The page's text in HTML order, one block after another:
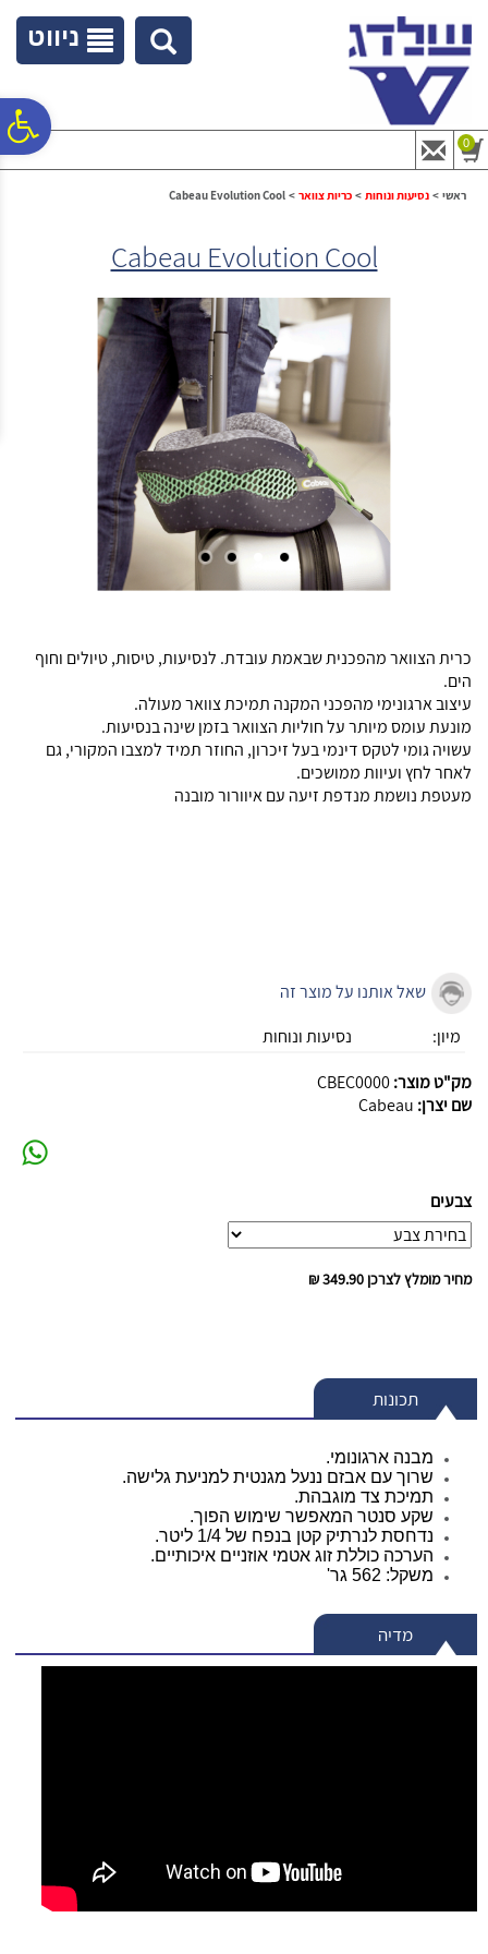
נגישות
ניווט
0
ראשי > נסיעות ונוחות > כריות צוואר >
Cabeau Evolution Cool
Cabeau Evolution Cool
כרית הצוואר מהפכנית שבאמת עובדת. לנסיעות, טיסות, טיולים וחוף
הים.
עיצוב ארגונימי מהפכני המקנה תמיכת צוואר מעולה.
מונעת עומס מיותר על חוליות הצוואר בזמן שינה בנסיעות.
עשויה גומי לטקס דינמי בעל זיכרון, החוזר תמיד למצבו המקורי, גם
לאחר לחץ ועיוות ממושכים.
מעטפת נושמת מנדפת זיעה עם איוורור מובנה
שאל אותנו על מוצר זה
מיון:
נסיעות ונוחות
מק"ט מוצר:CBEC0000
שם יצרן: Cabeau
צבעים
מחיר מומלץ לצרכן 349.90 ₪
תכונות
מבנה ארגונומי.
שרוך עם אבזם ננעל מגנטית למניעת גלישה.
תמיכת צד מוגבהת.
שקע סנטר המאפשר שימוש הפוך.
נדחסת לנרתיק קטן בנפח של 1/4 ליטר.
הערכה כוללת זוג אטמי אוזניים איכותיים.
משקל: 562 גר'
מדיה